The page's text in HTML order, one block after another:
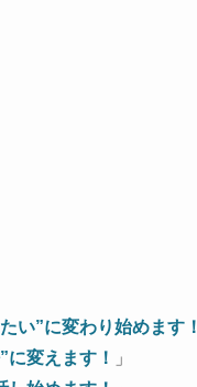
い”に変わり始めます！
変えます！
」